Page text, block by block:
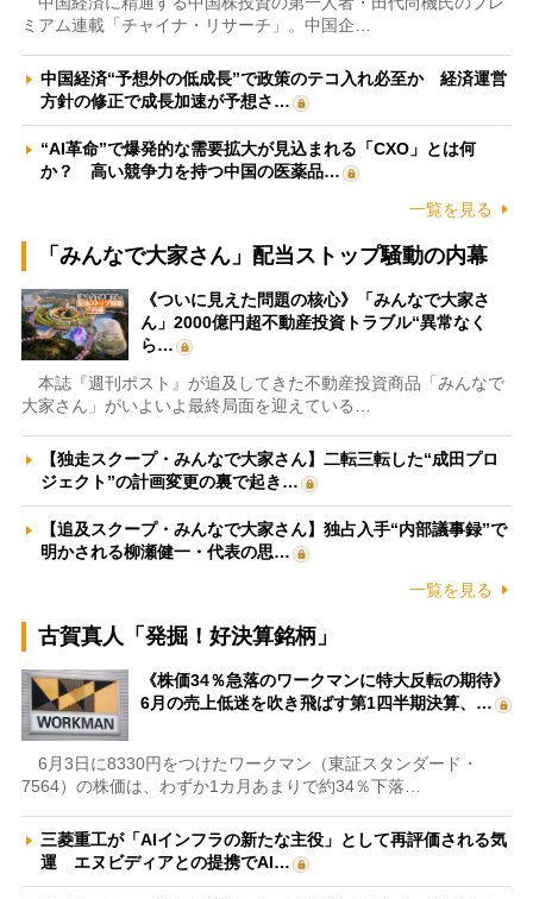
ミアム連載「チャイナ・リサーチ」。中国企…
中国経済“予想外の低成長”で政策のテコ入れ必至か 経済運営
方針の修正で成長加速が予想さ…
“AI革命”で爆発的な需要拡大が見込まれる「CXO」とは何
か？ 高い競争力を持つ中国の医薬品…
一覧を見る
「みんなで大家さん」配当ストップ騒動の内幕
《ついに見えた問題の核心》「みんなで大家さ
ん」2000億円超不動産投資トラブル“異常なく
ら…
本誌『週刊ポスト』が追及してきた不動産投資商品「みんなで
大家さん」がいよいよ最終局面を迎えている…
【独走スクープ・みんなで大家さん】二転三転した“成田プロ
ジェクト”の計画変更の裏で起き…
【追及スクープ・みんなで大家さん】独占入手“内部議事録”で
明かされる柳瀬健一・代表の思…
一覧を見る
古賀真人「発掘！好決算銘柄」
《株価34％急落のワークマンに特大反転の期待》
6月の売上低迷を吹き飛ばす第1四半期決算、…
6月3日に8330円をつけたワークマン（東証スタンダード・
7564）の株価は、わずか1カ月あまりで約34％下落…
三菱重工が「AIインフラの新たな主役」として再評価される気
運 エヌビディアとの提携でAI…